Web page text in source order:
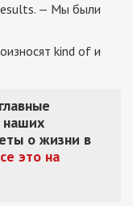
— Мы были
kind of и
наших
о жизни в
это на